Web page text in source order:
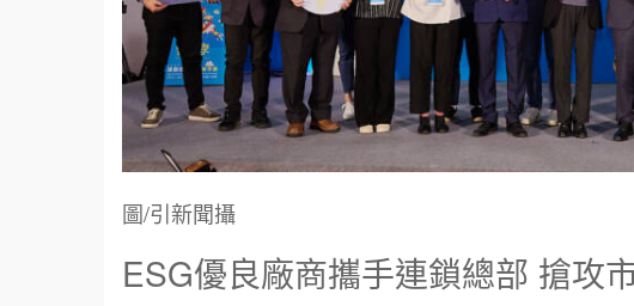
圖/引新聞攝
ESG優良廠商攜手連鎖總部 搶攻